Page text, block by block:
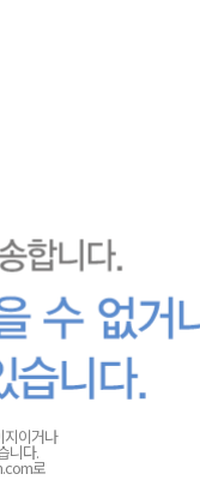
지이거나
니다.
로